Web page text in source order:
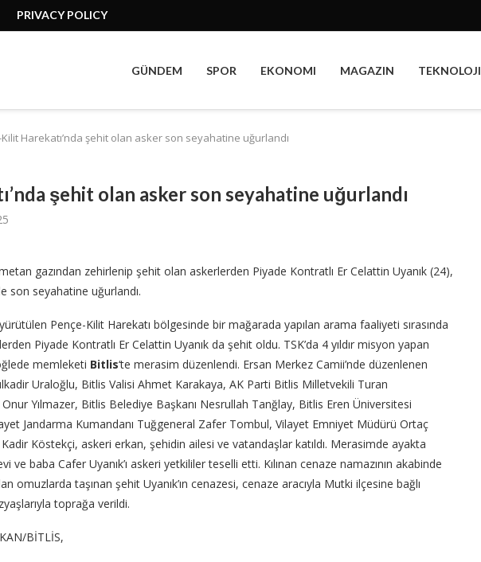
PRIVACY POLICY
GÜNDEM SPOR EKONOMI MAGAZIN TEKNOLOJI
Harekatı’nda şehit olan asker son seyahatine uğurlandı
şehit olan asker son seyahatine uğurlandı
gazından zehirlenip şehit olan askerlerden Piyade Kontratlı Er Celattin Uyanık (24),
son seyahatine uğurlandı.
Pençe-Kilit Harekatı bölgesinde bir mağarada yapılan arama faaliyeti sırasında
Piyade Kontratlı Er Celattin Uyanık da şehit oldu. TSK’da 4 yıldır misyon yapan
memleketi Bitlis‘te merasim düzenlendi. Ersan Merkez Camii’nde düzenlenen
Uraloğlu, Bitlis Valisi Ahmet Karakaya, AK Parti Bitlis Milletvekili Turan
Yılmazer, Bitlis Belediye Başkanı Nesrullah Tanğlay, Bitlis Eren Üniversitesi
Jandarma Kumandanı Tuğgeneral Zafer Tombul, Vilayet Emniyet Müdürü Ortaç
Köstekçi, askeri erkan, şehidin ailesi ve vatandaşlar katıldı. Merasimde ayakta
baba Cafer Uyanık’ı askeri yetkililer teselli etti. Kılınan cenaze namazının akabinde
omuzlarda taşınan şehit Uyanık’ın cenazesi, cenaze aracıyla Mutki ilçesine bağlı
toprağa verildi.
BİTLİS,